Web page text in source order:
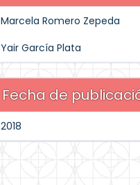
Marcela Romero Zepeda
Yair García Plata
Fecha de
2018